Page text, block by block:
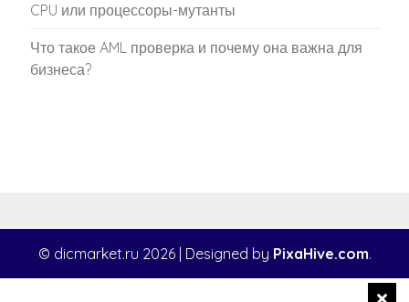
CPU или процессоры-мутанты
Что такое AML проверка и почему она важна для
бизнеса?
© dicmarket.ru 2026 Designed by PixaHive.com.